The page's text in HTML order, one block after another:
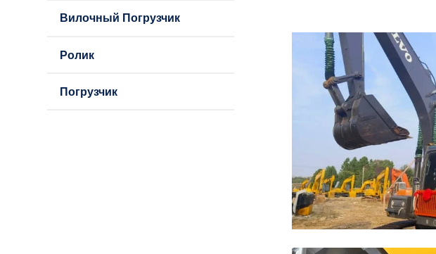
Вилочный Погрузчик
Ролик
Погрузчик